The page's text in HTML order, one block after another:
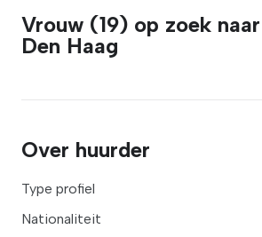
Vrouw (19) op zoek
Den Haag
Over huurder
Type profiel
Nationaliteit